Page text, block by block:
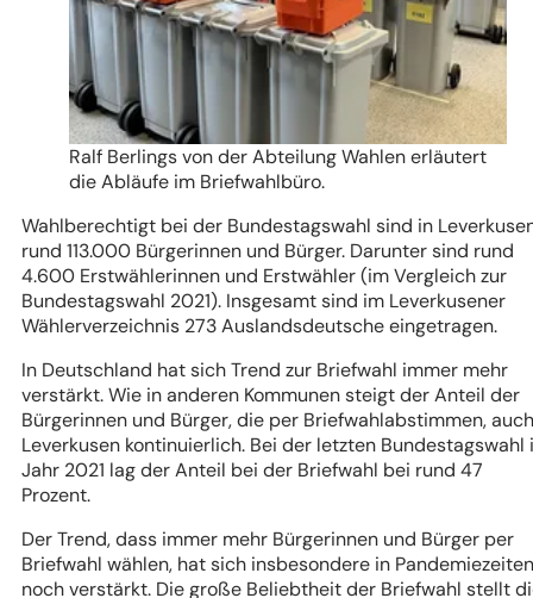
Ralf Berlings von der Abteilung Wahlen erläutert
die Abläufe im Briefwahlbüro.
Wahlberechtigt bei der Bundestagswahl sind in
rund 113.000 Bürgerinnen und Bürger. Darunter sind rund
4.600 Erstwählerinnen und Erstwähler (im Vergleich zur
Bundestagswahl 2021). Insgesamt sind im Leverkusener
Wählerverzeichnis 273 Auslandsdeutsche eingetragen.
In Deutschland hat sich Trend zur Briefwahl immer mehr
verstärkt. Wie in anderen Kommunen steigt der Anteil der
Bürgerinnen und Bürger, die per Briefwahlabstimmen,
Leverkusen kontinuierlich. Bei der letzten Bundestagswahl
Jahr 2021 lag der Anteil bei der Briefwahl bei rund 47
Prozent.
Der Trend, dass immer mehr Bürgerinnen und Bürger per
Briefwahl wählen, hat sich insbesondere in Pandemiezeiten
noch verstärkt. Die große Beliebtheit der Briefwahl stellt